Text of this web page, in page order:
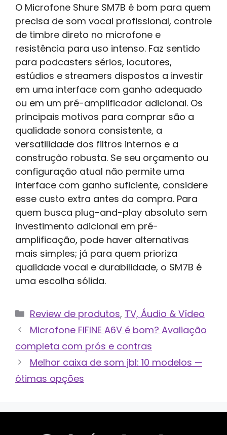
O Microfone Shure SM7B é bom para quem
precisa de som vocal profissional, controle
de timbre direto no microfone e
resistência para uso intenso. Faz sentido
para podcasters sérios, locutores,
estúdios e streamers dispostos a investir
em uma interface com ganho adequado
ou em um pré-amplificador adicional. Os
principais motivos para comprar são a
qualidade sonora consistente, a
versatilidade dos filtros internos e a
construção robusta. Se seu orçamento ou
configuração atual não permite uma
interface com ganho suficiente, considere
esse custo extra antes da compra. Para
quem busca plug-and-play absoluto sem
investimento adicional em pré-
amplificação, pode haver alternativas
mais simples; já para quem prioriza
qualidade vocal e durabilidade, o SM7B é
uma escolha sólida.
Categorias
Review de produtos, TV, Áudio & Vídeo
Microfone FIFINE A6V é bom? Avaliação
completa com prós e contras
Melhor caixa de som jbl: 10 modelos —
ótimas opções